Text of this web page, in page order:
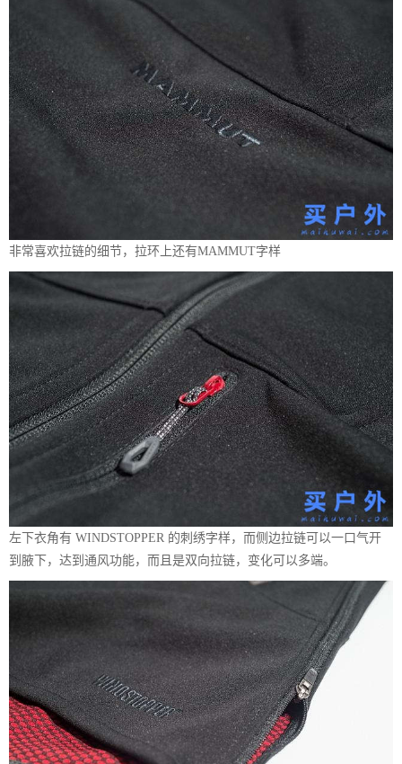
非常喜欢拉链的细节，拉环上还有MAMMUT字样
左下衣角有 WINDSTOPPER 的刺绣字样，而侧边拉链可以一口气开
到腋下，达到通风功能，而且是双向拉链，变化可以多端。